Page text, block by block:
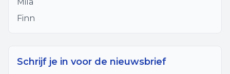
Finn
Schrijf je in voor de nieuwsbrief